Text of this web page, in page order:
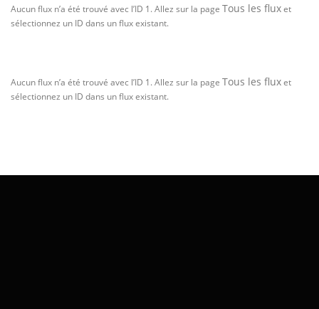
Aucun flux n’a été trouvé avec l’ID 1. Allez sur la page Tous les fluxet
sélectionnez un ID dans un flux existant.
Aucun flux n’a été trouvé avec l’ID 1. Allez sur la page Tous les fluxet
sélectionnez un ID dans un flux existant.